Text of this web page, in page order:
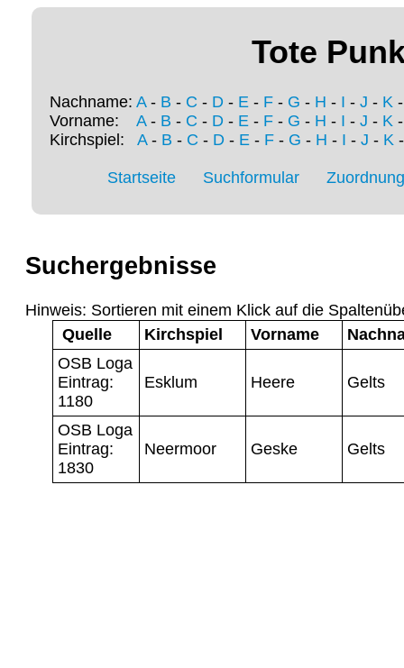
Tote
Nachname: A- B - C - D - E - F - G - H - I - J - K
Vorname: A- B - C - D - E - F - G - H - I - J - K
Kirchspiel: A- B - C - D- E- F- G - H - I - J - K
Startseite Suchformular
Suchergebnisse
Hinweis: Sortieren mit einem Klick auf die
Quelle
Kirchspiel Vorname
OSB Loga
Eintrag:
1180
Esklum Heere Gelts
OSB Loga
Eintrag:
1830
Neermoor Geske Gelts